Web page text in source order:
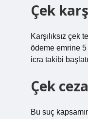
Çek
Karşılıksız
ödeme emrine
icra takibi
Çek
Bu suç